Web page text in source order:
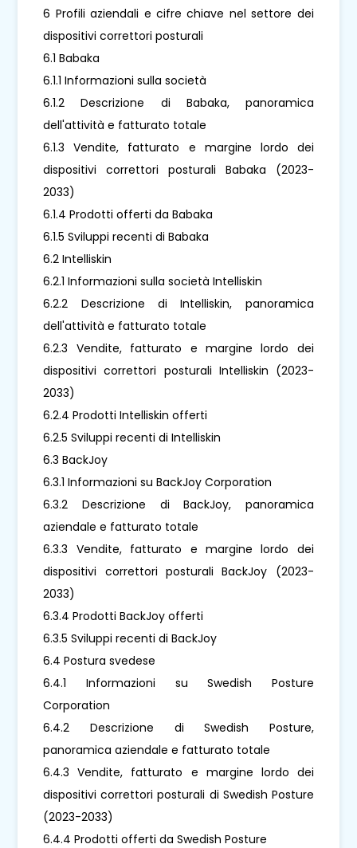
6 Profili aziendali e cifre chiave nel settore dei
dispositivi correttori posturali
6.1 Babaka
6.1.1 Informazioni sulla società
6.1.2 Descrizione di Babaka, panoramica
dell'attività e fatturato totale
6.1.3 Vendite, fatturato e margine lordo dei
dispositivi correttori posturali Babaka (2023-
2033)
6.1.4 Prodotti offerti da Babaka
6.1.5 Sviluppi recenti di Babaka
6.2 Intelliskin
6.2.1 Informazioni sulla società Intelliskin
6.2.2 Descrizione di Intelliskin, panoramica
dell'attività e fatturato totale
6.2.3 Vendite, fatturato e margine lordo dei
dispositivi correttori posturali Intelliskin (2023-
2033)
6.2.4 Prodotti Intelliskin offerti
6.2.5 Sviluppi recenti di Intelliskin
6.3 BackJoy
6.3.1 Informazioni su BackJoy Corporation
6.3.2 Descrizione di BackJoy, panoramica
aziendale e fatturato totale
6.3.3 Vendite, fatturato e margine lordo dei
dispositivi correttori posturali BackJoy (2023-
2033)
6.3.4 Prodotti BackJoy offerti
6.3.5 Sviluppi recenti di BackJoy
6.4 Postura svedese
6.4.1 Informazioni su Swedish Posture
Corporation
6.4.2 Descrizione di Swedish Posture,
panoramica aziendale e fatturato totale
6.4.3 Vendite, fatturato e margine lordo dei
dispositivi correttori posturali di Swedish Posture
(2023-2033)
6.4.4 Prodotti offerti da Swedish Posture